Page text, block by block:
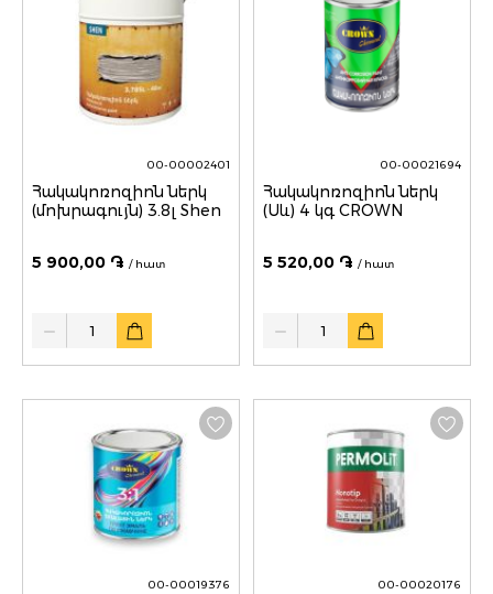
00-00002401
Հակակոռոզիոն ներկ
(մոխրագույն) 3.8լ Shen
5 900,00 ֏ / հատ
Quantity
00-00021694
Հակակոռոզիոն ներկ
(Սև) 4 կգ CROWN
5 520,00 ֏ / հատ
Quantity
00-00019376 00-00020176